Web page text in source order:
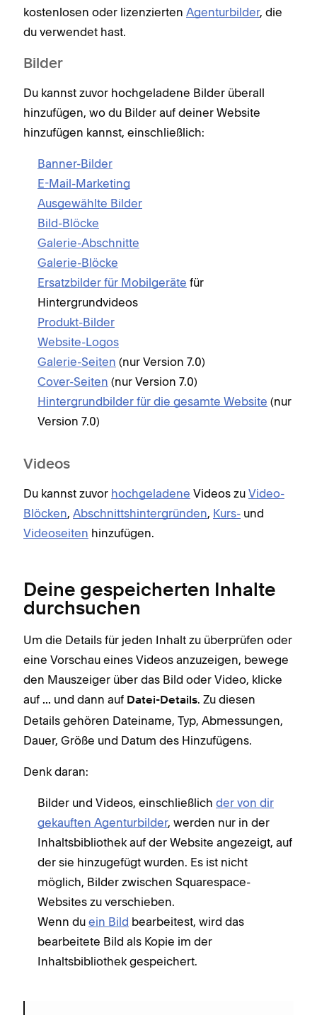
kostenlosen oder lizenzierten Agenturbilder, die
du verwendet hast.
Bilder
Du kannst zuvor hochgeladene Bilder überall
hinzufügen, wo du Bilder auf deiner Website
hinzufügen kannst, einschließlich:
Banner-Bilder
E-Mail-Marketing
Ausgewählte Bilder
Bild-Blöcke
Galerie-Abschnitte
Galerie-Blöcke
Ersatzbilder für Mobilgeräte für
Hintergrundvideos
Produkt-Bilder
Website-Logos
Galerie-Seiten (nur Version 7.0)
Cover-Seiten (nur Version 7.0)
Hintergrundbilder für die gesamte Website (nur
Version 7.0)
Videos
Du kannst zuvor hochgeladene Videos zu Video-
Blöcken, Abschnittshintergründen, Kurs- und
Videoseiten hinzufügen.
Deine gespeicherten Inhalte
durchsuchen
Um die Details für jeden Inhalt zu überprüfen oder
eine Vorschau eines Videos anzuzeigen, bewege
den Mauszeiger über das Bild oder Video, klicke
auf ... und dann auf Datei-Details. Zu diesen
Details gehören Dateiname, Typ, Abmessungen,
Dauer, Größe und Datum des Hinzufügens.
Denk daran:
Bilder und Videos, einschließlich der von dir
gekauften Agenturbilder, werden nur in der
Inhaltsbibliothek auf der Website angezeigt, auf
der sie hinzugefügt wurden. Es ist nicht
möglich, Bilder zwischen Squarespace-
Websites zu verschieben.
Wenn du ein Bild bearbeitest, wird das
bearbeitete Bild als Kopie im der
Inhaltsbibliothek gespeichert.